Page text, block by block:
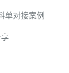
单对接案例